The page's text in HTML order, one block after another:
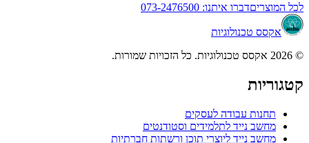
לכל המוצריםדברו איתנו: 073-2476500
אקסס טכנולוגיות
© 2026 אקסס טכנולוגיות. כל הזכויות שמורות.
קטגוריות
תחנות עבודה לעסקים
מחשב נייד לתלמידים וסטודנטים
מחשב נייד ליוצרי תוכן ורשתות חברתיות